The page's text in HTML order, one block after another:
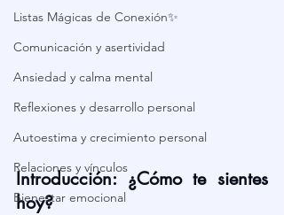
Listas Mágicas de Conexión✨
Comunicación y asertividad
Ansiedad y calma mental
Reflexiones y desarrollo personal
Autoestima y crecimiento personal
Relaciones y vínculos
Bienestar emocional
Introducción: ¿Cómo te sientes
hoy?